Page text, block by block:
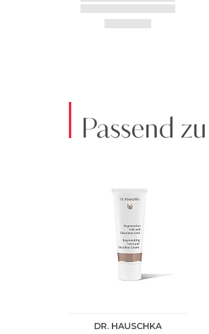
Passend